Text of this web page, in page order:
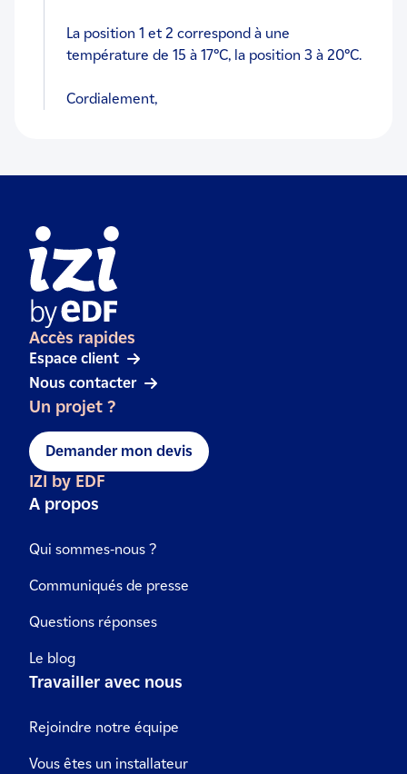
La position 1 et 2 correspond à une
température de 15 à 17°C, la position 3 à 20°C.
Cordialement,
Accès rapides
Espace client
Nous contacter
Un projet ?
Demander mon devis
IZI by EDF
A propos
Qui sommes-nous ?
Communiqués de presse
Questions réponses
Le blog
Travailler avec nous
Rejoindre notre équipe
Vous êtes un installateur